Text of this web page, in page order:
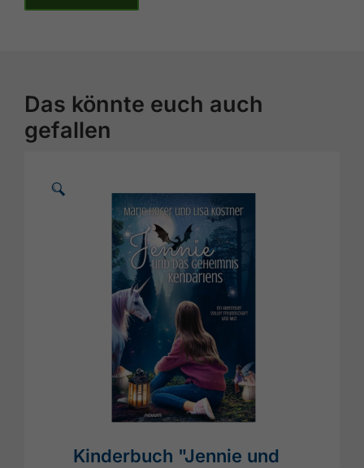
Das könnte euch auch
gefallen
🗵
Kinderbuch "Jennie und